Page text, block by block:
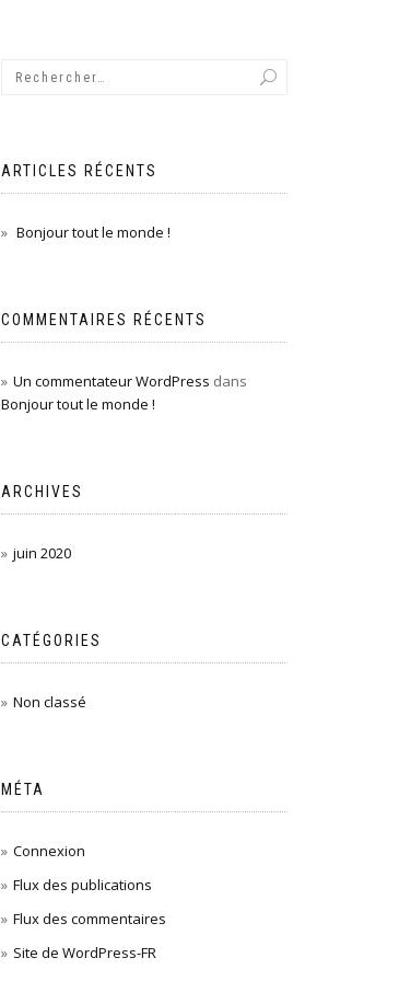
ARTICLES RÉCENTS
Bonjour tout le monde !
COMMENTAIRES RÉCENTS
Un commentateur WordPress dans
Bonjour tout le monde !
ARCHIVES
juin 2020
CATÉGORIES
Non classé
MÉTA
Connexion
Flux des publications
Flux des commentaires
Site de WordPress-FR